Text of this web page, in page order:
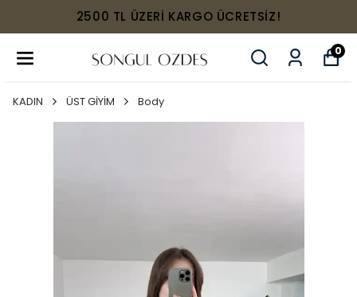
2500 TL ÜZERİ KARGO ÜCRETSİZ!
0
KADIN ÜST GİYİM Body